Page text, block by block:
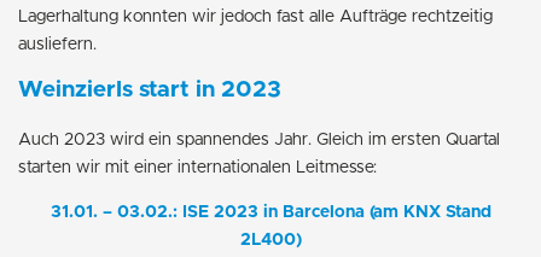
Lagerhaltung konnten wir jedoch fast alle Aufträge rechtzeitig
ausliefern.
Weinzierls start in 2023
Auch 2023 wird ein spannendes Jahr. Gleich im ersten Quartal
starten wir mit einer internationalen Leitmesse:
31.01. – 03.02.: ISE 2023 in Barcelona (am KNX Stand
2L400)